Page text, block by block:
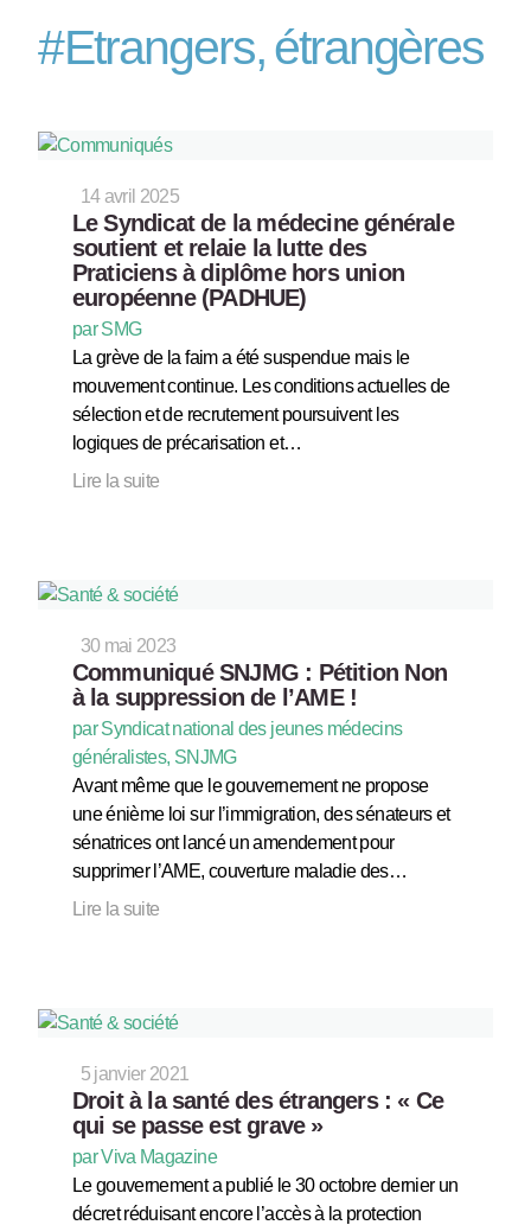
#Etrangers, étrangères
14 avril 2025
Le Syndicat de la médecine générale
soutient et relaie la lutte des
Praticiens à diplôme hors union
européenne (PADHUE)
par SMG
La grève de la faim a été suspendue mais le
mouvement continue. Les conditions actuelles de
sélection et de recrutement poursuivent les
logiques de précarisation et…
Lire la suite
30 mai 2023
Communiqué SNJMG : Pétition Non
à la suppression de l’AME !
par Syndicat national des jeunes médecins
généralistes, SNJMG
Avant même que le gouvernement ne propose
une énième loi sur l’immigration, des sénateurs et
sénatrices ont lancé un amendement pour
supprimer l’AME, couverture maladie des…
Lire la suite
5 janvier 2021
Droit à la santé des étrangers : « Ce
qui se passe est grave »
par Viva Magazine
Le gouvernement a publié le 30 octobre dernier un
décret réduisant encore l’accès à la protection